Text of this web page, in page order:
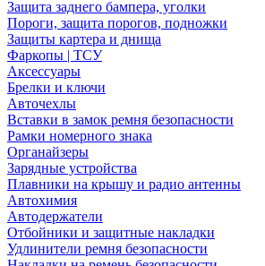
Защита заднего бампера, уголки
Пороги, защита порогов, подножки
Защиты картера и днища
Фаркопы | ТСУ
Аксессуары
Брелки и ключи
Авточехлы
Вставки в замок ремня безопасности
Рамки номерного знака
Органайзеры
Зарядные устройства
Плавники на крышу и радио антенны
Автохимия
Автодержатели
Отбойники и защитные накладки
Удлинители ремня безопасности